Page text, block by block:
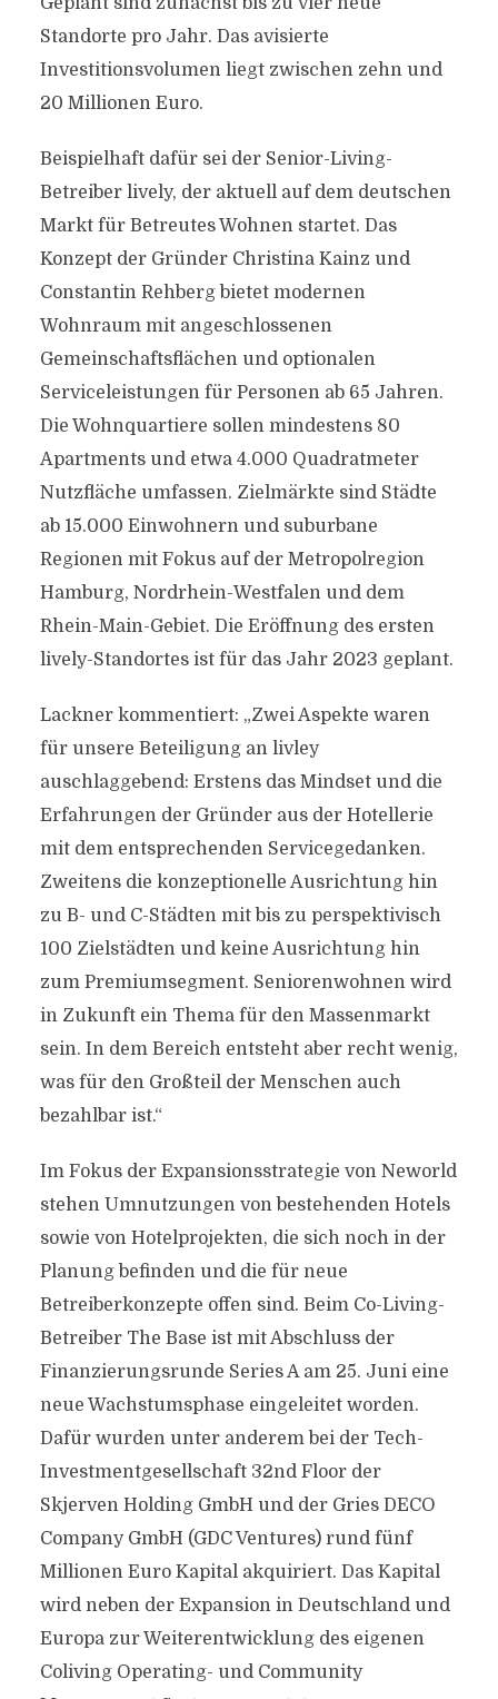
Standorte pro Jahr. Das avisierte
Investitionsvolumen liegt zwischen zehn und
20 Millionen Euro.
Beispielhaft dafür sei der Senior-Living-
Betreiber lively, der aktuell auf dem deutschen
Markt für Betreutes Wohnen startet. Das
Konzept der Gründer Christina Kainz und
Constantin Rehberg bietet modernen
Wohnraum mit angeschlossenen
Gemeinschaftsflächen und optionalen
Serviceleistungen für Personen ab 65 Jahren.
Die Wohnquartiere sollen mindestens 80
Apartments und etwa 4.000 Quadratmeter
Nutzfläche umfassen. Zielmärkte sind Städte
ab 15.000 Einwohnern und suburbane
Regionen mit Fokus auf der Metropolregion
Hamburg, Nordrhein-Westfalen und dem
Rhein-Main-Gebiet. Die Eröffnung des ersten
lively-Standortes ist für das Jahr 2023 geplant.
Lackner kommentiert: „Zwei Aspekte waren
für unsere Beteiligung an livley
auschlaggebend: Erstens das Mindset und die
Erfahrungen der Gründer aus der Hotellerie
mit dem entsprechenden Servicegedanken.
Zweitens die konzeptionelle Ausrichtung hin
zu B- und C-Städten mit bis zu perspektivisch
100 Zielstädten und keine Ausrichtung hin
zum Premiumsegment. Seniorenwohnen wird
in Zukunft ein Thema für den Massenmarkt
sein. In dem Bereich entsteht aber recht wenig,
was für den Großteil der Menschen auch
bezahlbar ist.“
Im Fokus der Expansionsstrategie von Neworld
stehen Umnutzungen von bestehenden Hotels
sowie von Hotelprojekten, die sich noch in der
Planung befinden und die für neue
Betreiberkonzepte offen sind. Beim Co-Living-
Betreiber The Base ist mit Abschluss der
Finanzierungsrunde Series A am 25. Juni eine
neue Wachstumsphase eingeleitet worden.
Dafür wurden unter anderem bei der Tech-
Investmentgesellschaft 32nd Floor der
Skjerven Holding GmbH und der Gries DECO
Company GmbH (GDC Ventures) rund fünf
Millionen Euro Kapital akquiriert. Das Kapital
wird neben der Expansion in Deutschland und
Europa zur Weiterentwicklung des eigenen
Coliving Operating- und Community